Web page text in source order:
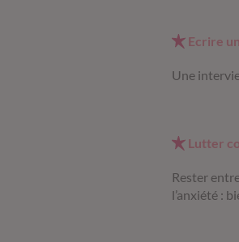
Ecrire
Une
Lutter
Rester
l’anxiété :